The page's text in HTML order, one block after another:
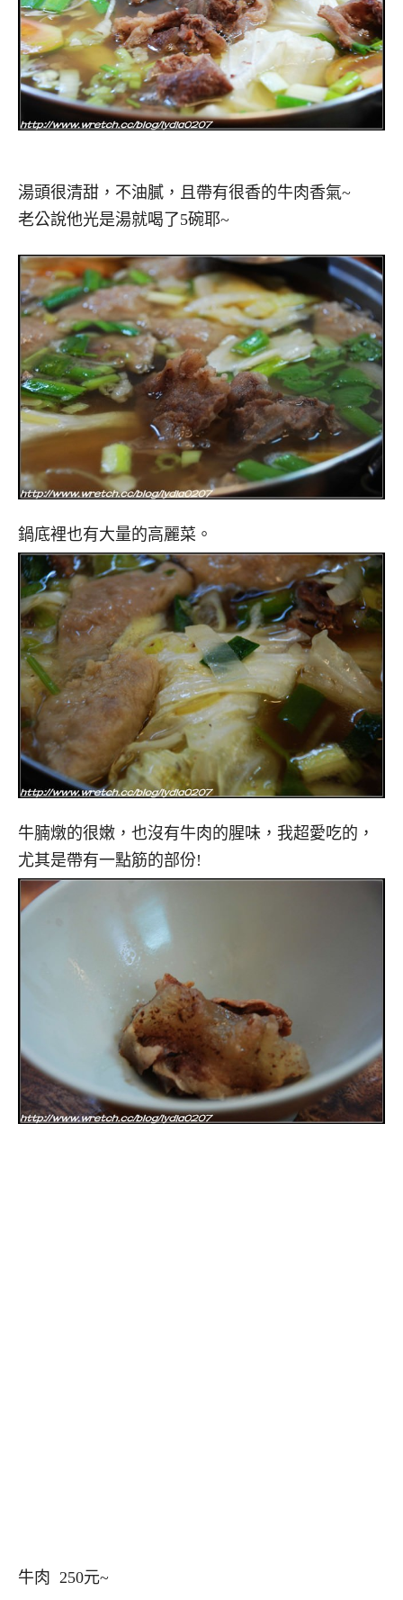
湯頭很清甜，不油膩，且帶有很香的牛肉香氣~
老公說他光是湯就喝了5碗耶~
鍋底裡也有大量的高麗菜。
牛腩燉的很嫩，也沒有牛肉的腥味，我超愛吃的，
尤其是帶有一點筋的部份!
牛肉 250元~